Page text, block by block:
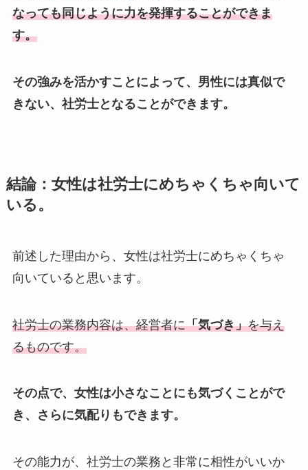
なっても同じように力を発揮することができま
す。
その強みを活かすことによって、男性には真似で
きない、社労士となることができます。
結論：女性は社労士にめちゃくちゃ向いて
いる。
前述した理由から、女性は社労士にめちゃくちゃ
向いていると思います。
社労士の業務内容は、経営者に「気づき」を与え
るものです。
その点で、女性は小さなことにも気づくことがで
き、さらに気配りもできます。
その能力が、社労士の業務と非常に相性がいいか